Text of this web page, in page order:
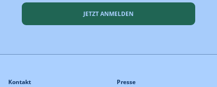
JETZT ANMELDEN
Kontakt
Presse